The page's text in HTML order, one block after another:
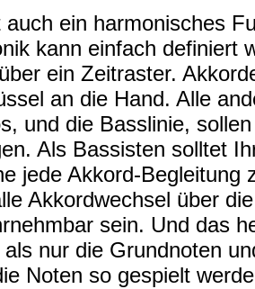
auch ein harmonisches
kann einfach definiert
ein Zeitraster.
an die Hand. Alle
und die Basslinie,
Als Bassisten solltet
jede Akkord-Begleitung
Akkordwechsel über
sein. Und das
nur die Grundnoten
Noten so gespielt